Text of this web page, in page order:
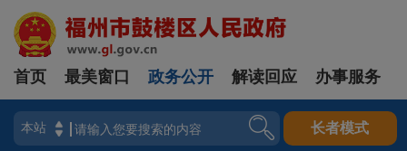
登录
首页 最美窗口 政务公开 解读回应 办事服务
长者模式